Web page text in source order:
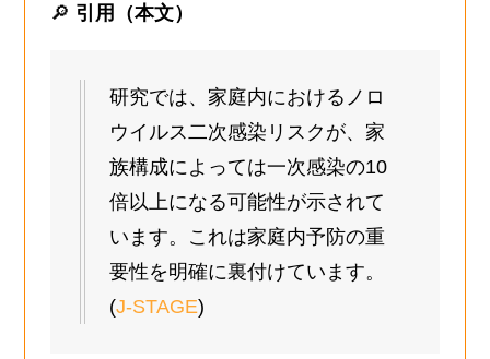
🔎 引用（本文）
研究では、家庭内におけるノロ
ウイルス二次感染リスクが、家
族構成によっては一次感染の10
倍以上になる可能性が示されて
います。これは家庭内予防の重
要性を明確に裏付けています。
(J-STAGE)